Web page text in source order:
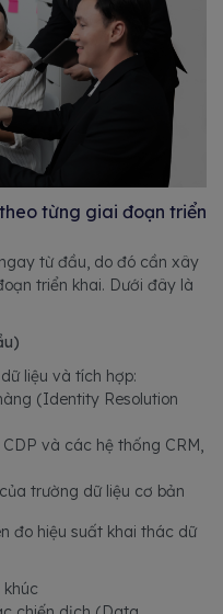
từng giai đoạn triển
từ đầu, do đó cần xây
triển khai. Dưới đây là
liệu và tích hợp:
(Identity Resolution
và các hệ thống CRM,
trường dữ liệu cơ bản
đo hiệu suất khai thác dữ